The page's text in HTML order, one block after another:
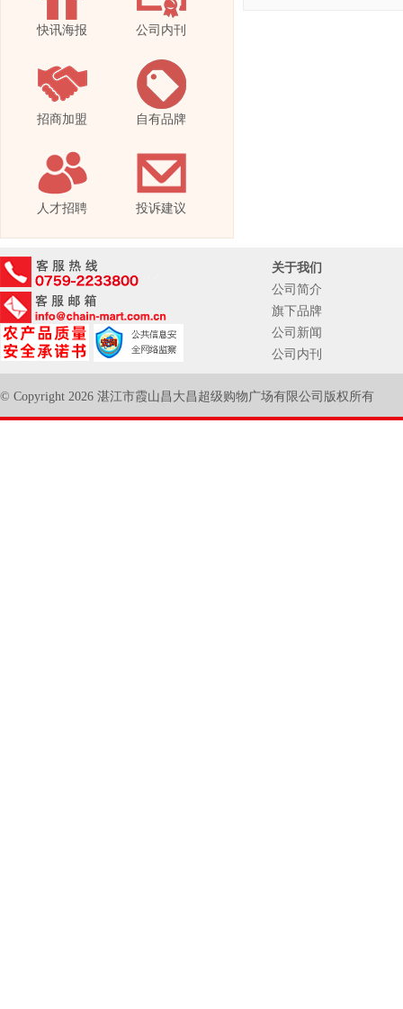
快讯海报 公司内刊
招商加盟 自有品牌
人才招聘 投诉建议
关于我们
公司简介
旗下品牌
公司新闻
公司内刊
© Copyright 2026 湛江市霞山昌大昌超级购物广场有限公司版权所有